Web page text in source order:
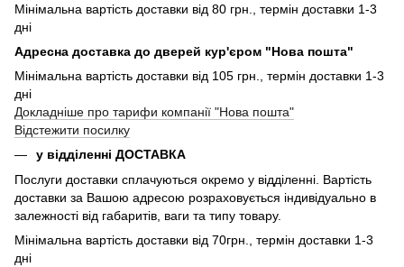
Мінімальна вартість доставки від 80 грн., термін доставки 1-3
дні
Адресна доставка до дверей кур'єром "Нова пошта"
Мінімальна вартість доставки від 105 грн., термін доставки 1-3
дні
Докладніше про тарифи компанії "Нова пошта"
Відстежити посилку
у відділенні ДОСТАВКА
Послуги доставки сплачуються окремо у відділенні. Вартість
доставки за Вашою адресою розраховується індивідуально в
залежності від габаритів, ваги та типу товару.
Мінімальна вартість доставки від 70грн., термін доставки 1-3
дні